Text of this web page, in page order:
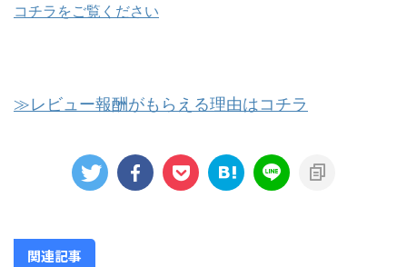
コチラをご覧ください
≫レビュー報酬がもらえる理由はコチラ
関連記事